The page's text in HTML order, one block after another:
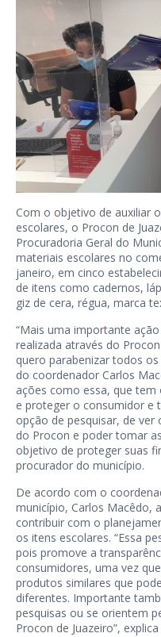
Com o objetivo de auxiliar
escolares, o Procon de
Procuradoria Geral do
materiais escolares no
janeiro, em cinco
de itens como cadernos,
giz de cera, régua, marca
“Mais uma importante
realizada através do
quero parabenizar todos
do coordenador Carlos
ações como essa, que
e proteger o consumidor e
opção de pesquisar, de
do Procon e poder tomar
objetivo de proteger suas
procurador do município.
De acordo com o
município, Carlos Macêdo,
contribuir com o
os itens escolares. “Essa
pois promove a
consumidores, uma vez
produtos similares que
diferentes. Importante
pesquisas ou se orientem
Procon de Juazeiro”,